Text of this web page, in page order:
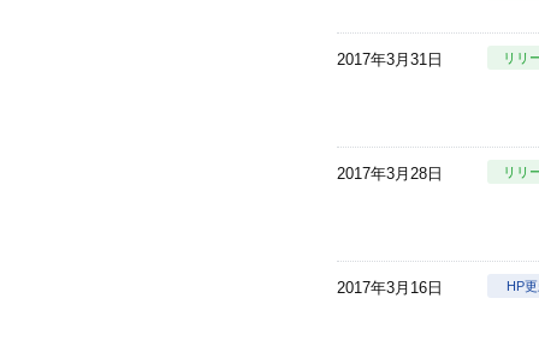
2017年3月31日 リリ
2017年3月28日 リリ
2017年3月16日 HP